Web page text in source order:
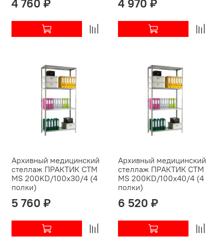
4 760 ₽ 4 970 ₽
Архивный медицинский
стеллаж ПРАКТИК СТМ
MS 200KD/100х30/4 (4
полки)
5 760 ₽
Архивный медицинский
стеллаж ПРАКТИК СТМ
MS 200KD/100х40/4 (4
полки)
6 520 ₽